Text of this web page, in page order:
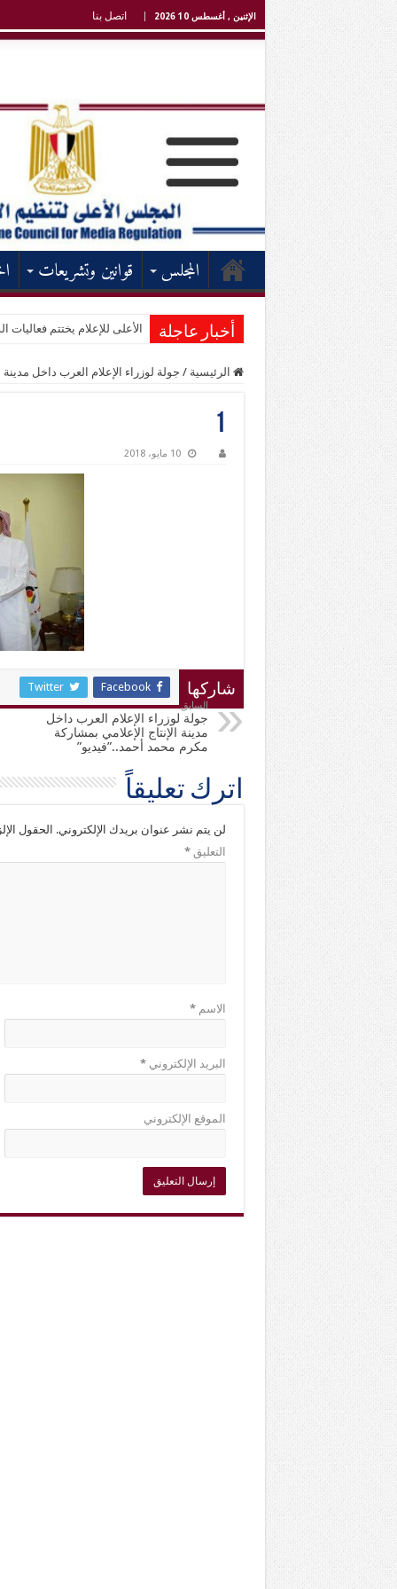
الإثنين , أغسطس 10 2026 اتصل بنا
المجلس قوانين وتشريعات
أخبار عاجلة الأعلى للإعلام يختتم فعاليات
الرئيسية / جولة لوزراء الإعلام العرب داخل
1
10 مايو، 2018
شاركها Facebook
Twitter
السابق
جولة لوزراء الإعلام العرب داخل
مدينة الإنتاج الإعلامي بمشاركة
مكرم محمد أحمد..”فيديو”
اترك تعليقاً
لن يتم نشر عنوان بريدك الإلكتروني. الحقول
التعليق*
الاسم*
البريد الإلكتروني*
الموقع الإلكتروني